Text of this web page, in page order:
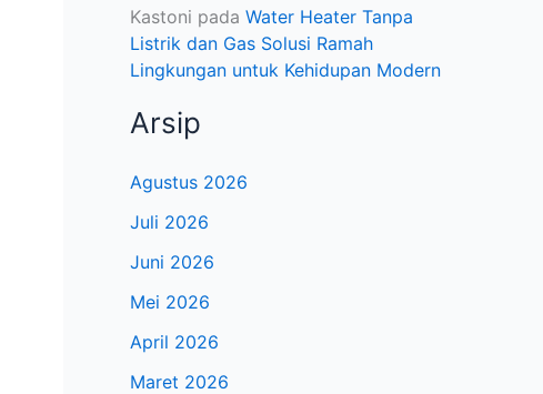
Kastoni pada Water Heater Tanpa
Listrik dan Gas Solusi Ramah
Lingkungan untuk Kehidupan Modern
Arsip
Agustus 2026
Juli 2026
Juni 2026
Mei 2026
April 2026
Maret 2026